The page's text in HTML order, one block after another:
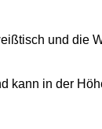
und die
kann in der